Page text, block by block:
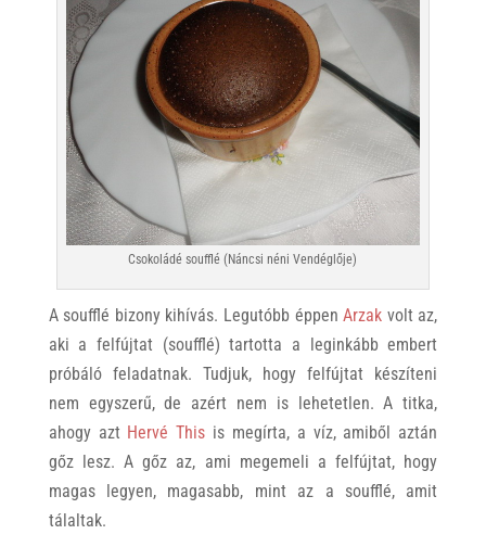
Csokoládé soufflé (Náncsi néni Vendéglője)
A soufflé bizony kihívás. Legutóbb éppenArzak volt az,
aki a felfújtat (soufflé) tartotta a leginkább embert
próbáló feladatnak. Tudjuk, hogy felfújtat készíteni
nem egyszerű, de azért nem is lehetetlen. A titka,
ahogy azt Hervé This is megírta, a víz, amiből aztán
gőz lesz. A gőz az, ami megemeli a felfújtat, hogy
magas legyen, magasabb, mint az a soufflé, amit
tálaltak.